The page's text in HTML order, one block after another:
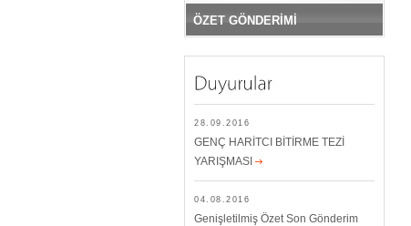
ÖZET GÖNDERİMİ
28.09.2016
GENÇ HARİTCI BİTİRME TEZİ
YARIŞMASI
04.08.2016
Genişletilmiş Özet Son Gönderim